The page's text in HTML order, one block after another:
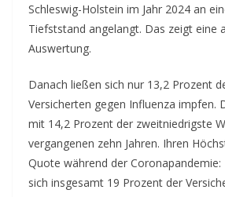
Schleswig-Holstein im Jahr 2024 an
Tiefststand angelangt. Das zeigt eine
Auswertung.
Danach ließen sich nur 13,2 Prozent
Versicherten gegen Influenza impfen.
mit 14,2 Prozent der zweitniedrigste
vergangenen zehn Jahren. Ihren
Quote während der Coronapandemie:
sich insgesamt 19 Prozent der